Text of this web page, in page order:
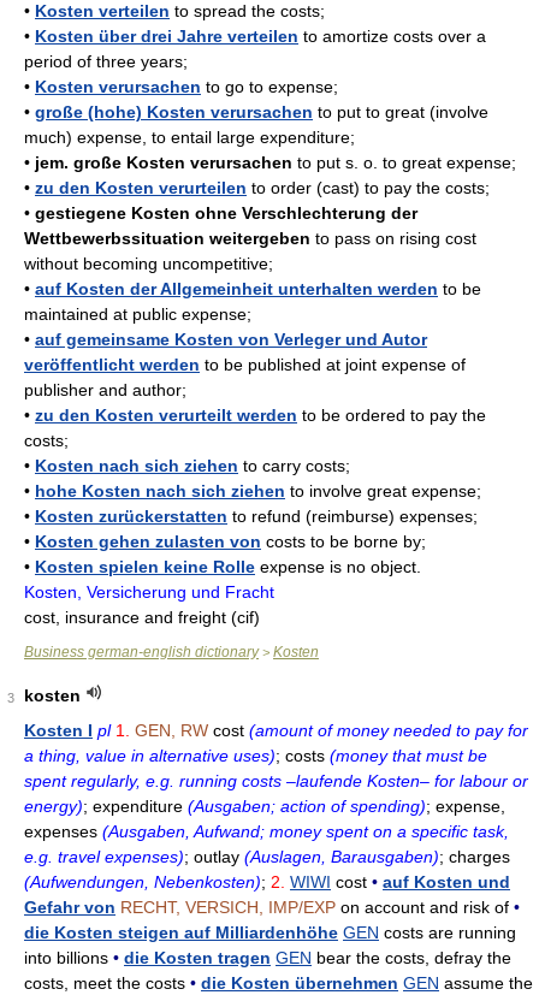
• Kosten verteilen to spread the costs;
• Kosten über drei Jahre verteilen to amortize costs over a
period of three years;
• Kosten verursachen to go to expense;
• große (hohe) Kosten verursachen to put to great (involve
much) expense, to entail large expenditure;
• jem. große Kosten verursachen to put s. o. to great expense;
• zu den Kosten verurteilen to order (cast) to pay the costs;
• gestiegene Kosten ohne Verschlechterung der
Wettbewerbssituation weitergeben to pass on rising cost
without becoming uncompetitive;
• auf Kosten der Allgemeinheit unterhalten werden to be
maintained at public expense;
• auf gemeinsame Kosten von Verleger und Autor
veröffentlicht werden to be published at joint expense of
publisher and author;
• zu den Kosten verurteilt werden to be ordered to pay the
costs;
• Kosten nach sich ziehen to carry costs;
• hohe Kosten nach sich ziehen to involve great expense;
• Kosten zurückerstatten to refund (reimburse) expenses;
• Kosten gehen zulasten von costs to be borne by;
• Kosten spielen keine Rolle expense is no object.
Kosten, Versicherung und Fracht
cost, insurance and freight (cif)
Business german-english dictionary> Kosten
3
kosten
Kosten I pl 1. GEN, RW cost (amount of money needed to pay for
a thing, value in alternative uses); costs (money that must be
spent regularly, e.g. running costs –laufende Kosten– for labour or
energy); expenditure (Ausgaben; action of spending); expense,
expenses (Ausgaben, Aufwand; money spent on a specific task,
e.g. travel expenses); outlay (Auslagen, Barausgaben); charges
(Aufwendungen, Nebenkosten); 2. WIWI cost • auf Kosten und
Gefahr von RECHT, VERSICH, IMP/EXP on account and risk of •
die Kosten steigen auf Milliardenhöhe GEN costs are running
into billions • die Kosten tragen GEN bear the costs, defray the
costs, meet the costs • die Kosten übernehmen GEN assume the